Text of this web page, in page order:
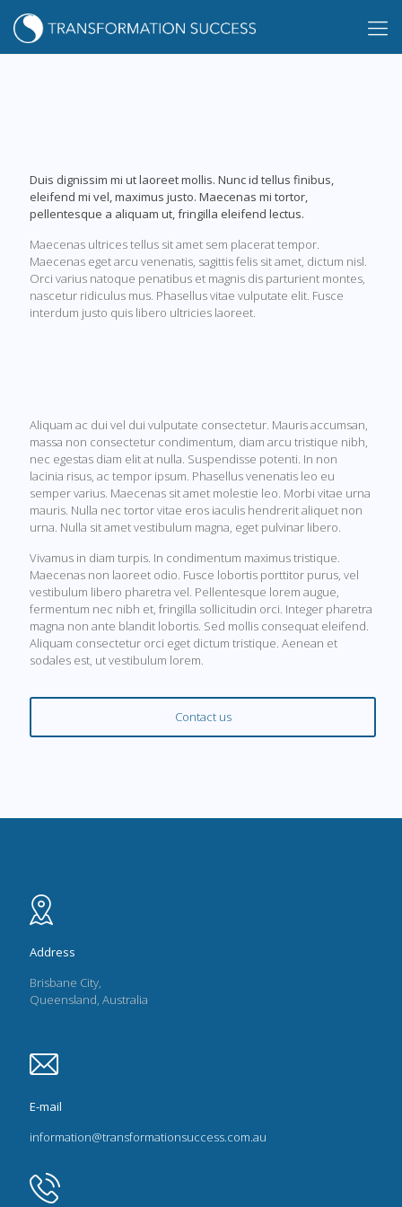
Duis dignissim mi ut laoreet mollis. Nunc id tellus finibus,
eleifend mi vel, maximus justo. Maecenas mi tortor,
pellentesque a aliquam ut, fringilla eleifend lectus.
Maecenas ultrices tellus sit amet sem placerat tempor.
Maecenas eget arcu venenatis, sagittis felis sit amet, dictum nisl.
Orci varius natoque penatibus et magnis dis parturient montes,
nascetur ridiculus mus. Phasellus vitae vulputate elit. Fusce
interdum justo quis libero ultricies laoreet.
Aliquam ac dui vel dui vulputate consectetur. Mauris accumsan,
massa non consectetur condimentum, diam arcu tristique nibh,
nec egestas diam elit at nulla. Suspendisse potenti. In non
lacinia risus, ac tempor ipsum. Phasellus venenatis leo eu
semper varius. Maecenas sit amet molestie leo. Morbi vitae urna
mauris. Nulla nec tortor vitae eros iaculis hendrerit aliquet non
urna. Nulla sit amet vestibulum magna, eget pulvinar libero.
Vivamus in diam turpis. In condimentum maximus tristique.
Maecenas non laoreet odio. Fusce lobortis porttitor purus, vel
vestibulum libero pharetra vel. Pellentesque lorem augue,
fermentum nec nibh et, fringilla sollicitudin orci. Integer pharetra
magna non ante blandit lobortis. Sed mollis consequat eleifend.
Aliquam consectetur orci eget dictum tristique. Aenean et
sodales est, ut vestibulum lorem.
Contact us
Address
Brisbane City,
Queensland, Australia
E-mail
information@transformationsuccess.com.au